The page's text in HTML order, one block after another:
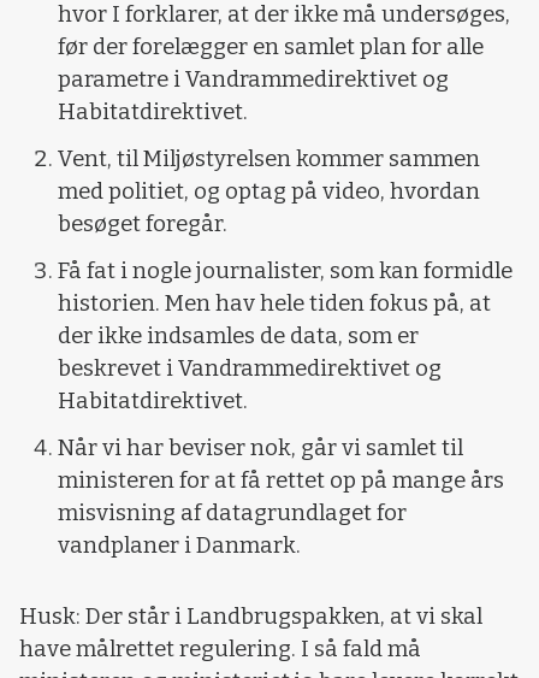
hvor I forklarer, at der ikke må undersøges,
før der forelægger en samlet plan for alle
parametre i Vandrammedirektivet og
Habitatdirektivet.
Vent, til Miljøstyrelsen kommer sammen
med politiet, og optag på video, hvordan
besøget foregår.
Få fat i nogle journalister, som kan formidle
historien. Men hav hele tiden fokus på, at
der ikke indsamles de data, som er
beskrevet i Vandrammedirektivet og
Habitatdirektivet.
Når vi har beviser nok, går vi samlet til
ministeren for at få rettet op på mange års
misvisning af datagrundlaget for
vandplaner i Danmark.
Husk: Der står i Landbrugspakken, at vi skal
have målrettet regulering. I så fald må